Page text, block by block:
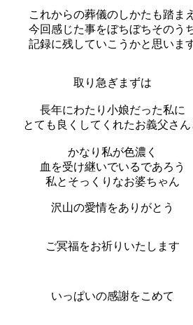
これからの葬儀のしかたも踏まえ
今回感じた事をぼちぼちそのう
記録に残していこうかと思いま
取り急ぎまずは
長年にわたり小娘だった私に
とても良くしてくれたお義父さん
かなり私が色濃く
血を受け継いでいるであろう
私とそっくりなお婆ちゃん
沢山の愛情をありがとう
ご冥福をお祈りいたします
いっぱいの感謝をこめて